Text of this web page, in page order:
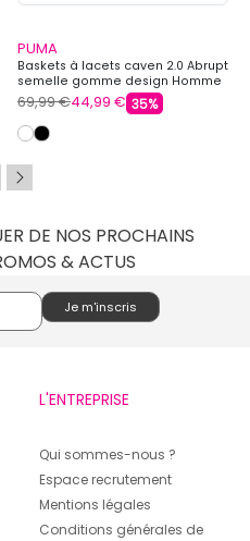
PUMA
Baskets à lacets caven 2.0 Abrupt
semelle gomme design Homme
PUMA
69,99 €44,99 € 35%
DE NOS PROCHAINS
& ACTUS
L'ENTREPRISE
Qui sommes-nous ?
Espace recrutement
Mentions légales
Conditions générales de